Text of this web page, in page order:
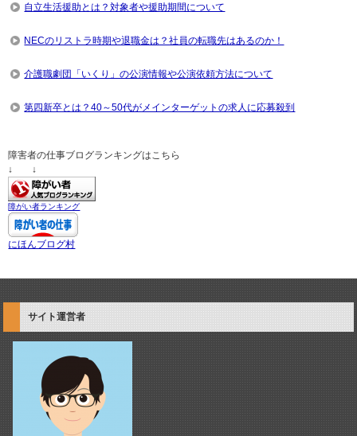
自立生活援助とは？対象者や援助期間について
NECのリストラ時期や退職金は？社員の転職先はあるのか！
介護職劇団「いくり」の公演情報や公演依頼方法について
第四新卒とは？40～50代がメインターゲットの求人に応募殺到
障害者の仕事ブログランキングはこちら
↓ ↓
障がい者ランキング
にほんブログ村
サイト運営者